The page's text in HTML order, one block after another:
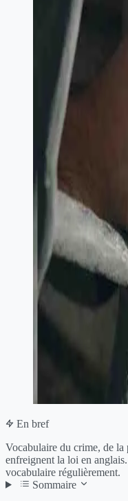
En bref
Vocabulaire du crime, de
enfreignent la loi en
vocabulaire régulièrement.
Sommaire